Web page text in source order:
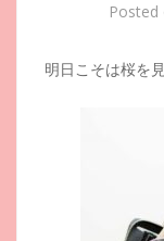
Posted
明日こそは桜を